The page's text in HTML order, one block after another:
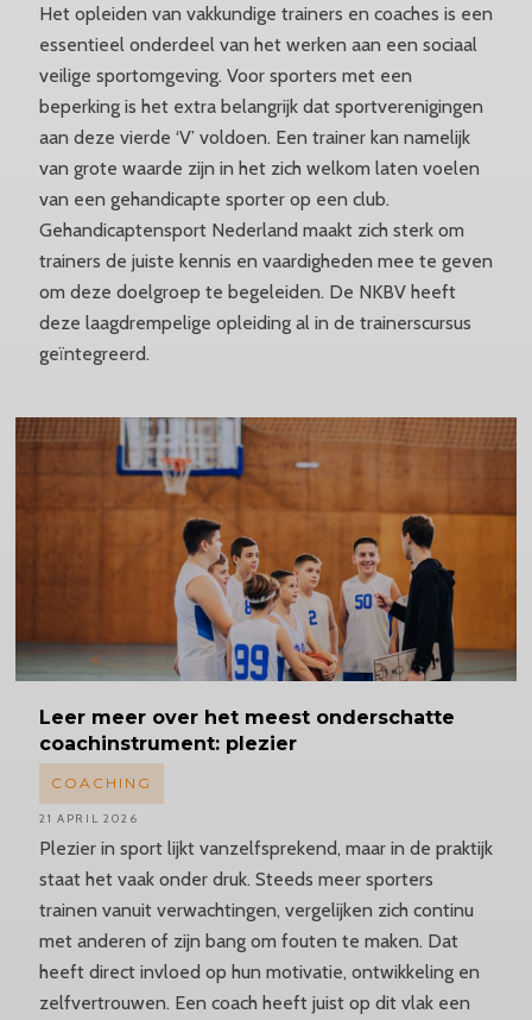
Het opleiden van vakkundige trainers en coaches is een
essentieel onderdeel van het werken aan een sociaal
veilige sportomgeving. Voor sporters met een
beperking is het extra belangrijk dat sportverenigingen
aan deze vierde ‘V’ voldoen. Een trainer kan namelijk
van grote waarde zijn in het zich welkom laten voelen
van een gehandicapte sporter op een club.
Gehandicaptensport Nederland maakt zich sterk om
trainers de juiste kennis en vaardigheden mee te geven
om deze doelgroep te begeleiden. De NKBV heeft
deze laagdrempelige opleiding al in de trainerscursus
geïntegreerd.
Leer meer over het meest onderschatte
coachinstrument: plezier
Plezier in sport lijkt vanzelfsprekend, maar in de praktijk
staat het vaak onder druk. Steeds meer sporters
trainen vanuit verwachtingen, vergelijken zich continu
met anderen of zijn bang om fouten te maken. Dat
heeft direct invloed op hun motivatie, ontwikkeling en
zelfvertrouwen. Een coach heeft juist op dit vlak een
COACHING
21 APRIL 2026